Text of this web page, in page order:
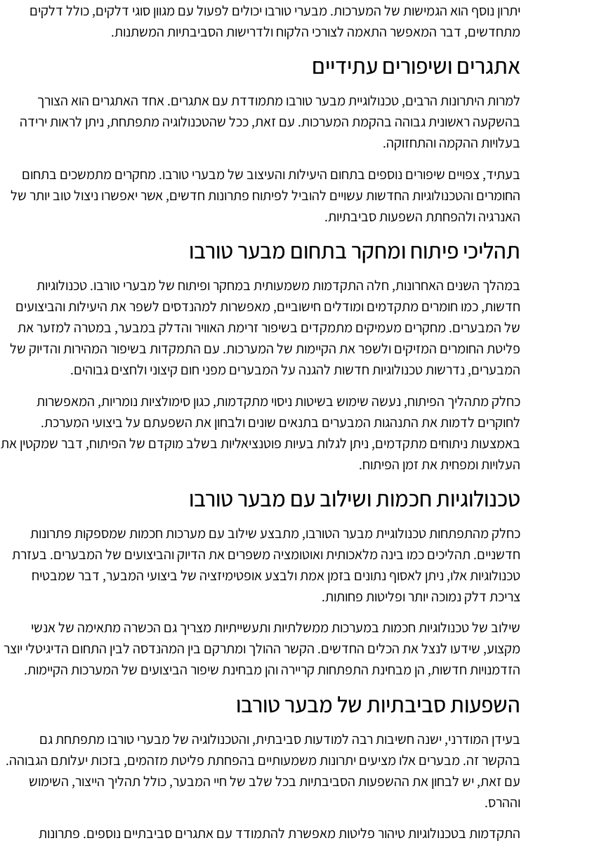
יתרון נוסף הוא הגמישות של המערכות. מבערי טורבו יכולים לפעול עם מגוון סוגי דלקים, כולל דלקים
מתחדשים, דבר המאפשר התאמה לצורכי הלקוח ולדרישות הסביבתיות המשתנות.
אתגרים ושיפורים עתידיים
למרות היתרונות הרבים, טכנולוגיית מבער טורבו מתמודדת עם אתגרים. אחד האתגרים הוא הצורך
בהשקעה ראשונית גבוהה בהקמת המערכות. עם זאת, ככל שהטכנולוגיה מתפתחת, ניתן לראות ירידה
בעלויות ההקמה והתחזוקה.
בעתיד, צפויים שיפורים נוספים בתחום היעילות והעיצוב של מבערי טורבו. מחקרים מתמשכים בתחום
החומרים והטכנולוגיות החדשות עשויים להוביל לפיתוח פתרונות חדשים, אשר יאפשרו ניצול טוב יותר של
האנרגיה ולהפחתת השפעות סביבתיות.
תהליכי פיתוח ומחקר בתחום מבער טורבו
במהלך השנים האחרונות, חלה התקדמות משמעותית במחקר ופיתוח של מבערי טורבו. טכנולוגיות
חדשות, כמו חומרים מתקדמים ומודלים חישוביים, מאפשרות למהנדסים לשפר את היעילות והביצועים
של המבערים. מחקרים מעמיקים מתמקדים בשיפור זרימת האוויר והדלק במבער, במטרה למזער את
פליטת החומרים המזיקים ולשפר את הקיימות של המערכות. עם התמקדות בשיפור המהירות והדיוק של
המבערים, נדרשות טכנולוגיות חדשות להגנה על המבערים מפני חום קיצוני ולחצים גבוהים.
כחלק מתהליך הפיתוח, נעשה שימוש בשיטות ניסוי מתקדמות, כגון סימולציות נומריות, המאפשרות
לחוקרים לדמות את התנהגות המבערים בתנאים שונים ולבחון את השפעתם על ביצועי המערכת.
באמצעות ניתוחים מתקדמים, ניתן לגלות בעיות פוטנציאליות בשלב מוקדם של הפיתוח, דבר שמקטין את
העלויות ומפחית את זמן הפיתוח.
טכנולוגיות חכמות ושילוב עם מבער טורבו
כחלק מהתפתחות טכנולוגיית מבער הטורבו, מתבצע שילוב עם מערכות חכמות שמספקות פתרונות
חדשניים. תהליכים כמו בינה מלאכותית ואוטומציה משפרים את הדיוק והביצועים של המבערים. בעזרת
טכנולוגיות אלו, ניתן לאסוף נתונים בזמן אמת ולבצע אופטימיזציה של ביצועי המבער, דבר שמבטיח
צריכת דלק נמוכה יותר ופליטות פחותות.
שילוב של טכנולוגיות חכמות במערכות ממשלתיות ותעשייתיות מצריך גם הכשרה מתאימה של אנשי
מקצוע, שידעו לנצל את הכלים החדשים. הקשר ההולך ומתרקם בין המהנדסה לבין התחום הדיגיטלי יוצר
הזדמנויות חדשות, הן מבחינת התפתחות קריירה והן מבחינת שיפור הביצועים של המערכות הקיימות.
השפעות סביבתיות של מבער טורבו
בעידן המודרני, ישנה חשיבות רבה למודעות סביבתית, והטכנולוגיה של מבערי טורבו מתפתחת גם
בהקשר זה. מבערים אלו מציעים יתרונות משמעותיים בהפחתת פליטת מזהמים, בזכות יעלותם הגבוהה.
עם זאת, יש לבחון את ההשפעות הסביבתיות בכל שלב של חיי המבער, כולל תהליך הייצור, השימוש
וההרס.
התקדמות בטכנולוגיות טיהור פליטות מאפשרת להתמודד עם אתגרים סביבתיים נוספים. פתרונות